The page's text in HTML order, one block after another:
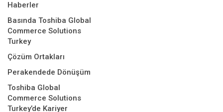
Haberler
Basında Toshiba Global
Commerce Solutions
Turkey
Çözüm Ortakları
Perakendede Dönüşüm
Toshiba Global
Commerce Solutions
Turkey’de Kariyer